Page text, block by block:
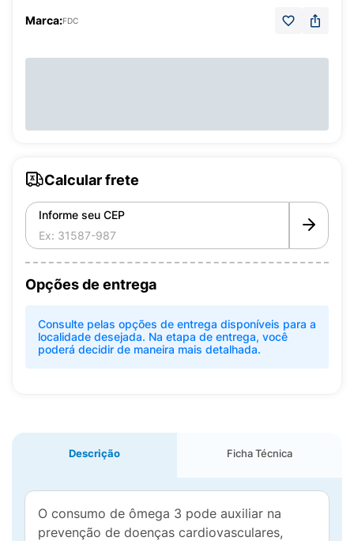
Marca:FDC
Calcular frete
Informe seu CEP
Opções de entrega
Consulte pelas opções de entrega disponíveis para a
localidade desejada. Na etapa de entrega, você
poderá decidir de maneira mais detalhada.
Descrição Ficha Técnica
O consumo de ômega 3 pode auxiliar na
prevenção de doenças cardiovasculares,